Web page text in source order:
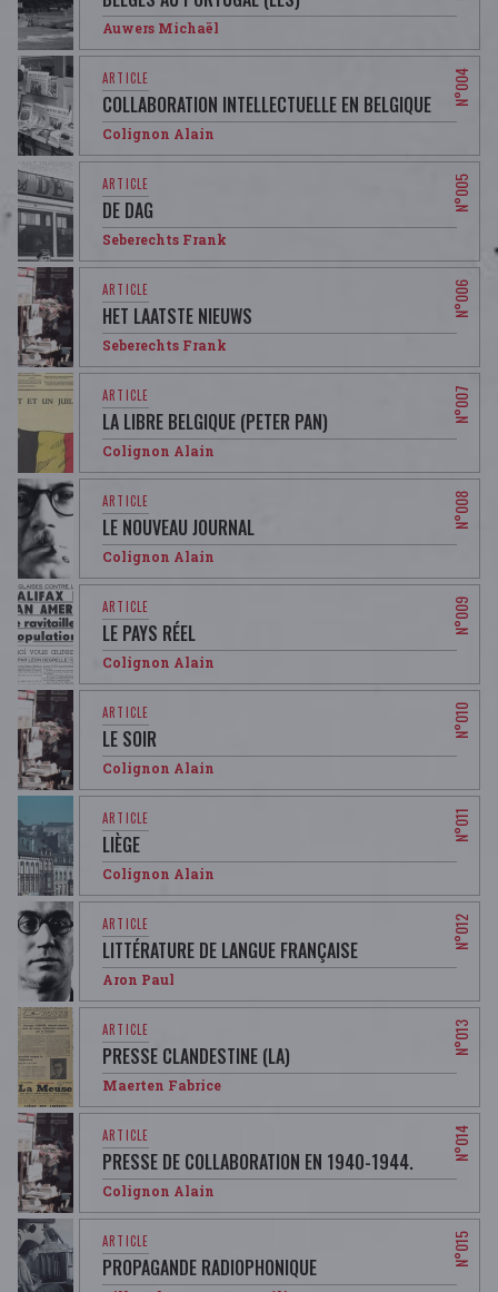
Auwers Michaël
COLLABORATION INTELLECTUELLE EN BELGIQUE
Colignon Alain
DE DAG
Seberechts Frank
HET LAATSTE NIEUWS
Seberechts Frank
LA LIBRE BELGIQUE (PETER PAN)
Colignon Alain
LE NOUVEAU JOURNAL
Colignon Alain
LE PAYS RÉEL
Colignon Alain
LE SOIR
Colignon Alain
LIÈGE
Colignon Alain
LITTÉRATURE DE LANGUE FRANÇAISE
Aron Paul
PRESSE CLANDESTINE (LA)
Maerten Fabrice
PRESSE DE COLLABORATION EN 1940-1944.
Colignon Alain
PROPAGANDE RADIOPHONIQUE